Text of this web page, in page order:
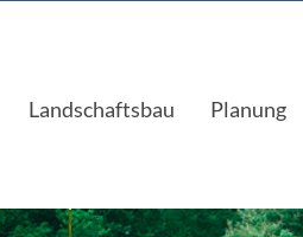
Landschaftsbau Planung